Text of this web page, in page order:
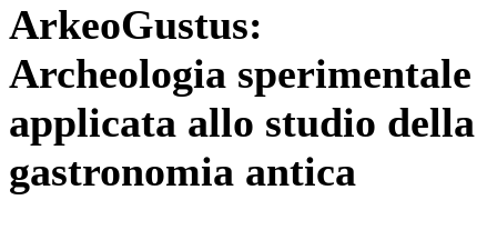
ArkeoGustus:
Archeologia sperimentale
applicata allo studio della
gastronomia antica